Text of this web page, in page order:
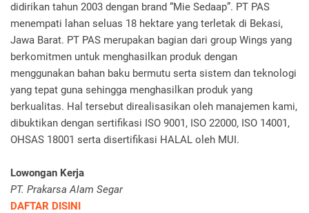
didirikan tahun 2003 dengan brand “Mie Sedaap”. PT PAS
menempati lahan seluas 18 hektare yang terletak di Bekasi,
Jawa Barat. PT PAS merupakan bagian dari group Wings yang
berkomitmen untuk menghasilkan produk dengan
menggunakan bahan baku bermutu serta sistem dan teknologi
yang tepat guna sehingga menghasilkan produk yang
berkualitas. Hal tersebut direalisasikan oleh manajemen kami,
dibuktikan dengan sertifikasi ISO 9001, ISO 22000, ISO 14001,
OHSAS 18001 serta disertifikasi HALAL oleh MUI.
Lowongan Kerja
PT. Prakarsa Alam Segar
DAFTAR DISINI